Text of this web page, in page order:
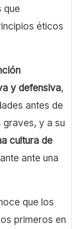
que
éticos
y defensiva,
antes de
y a su
cultura de
ante una
que los
primeros en